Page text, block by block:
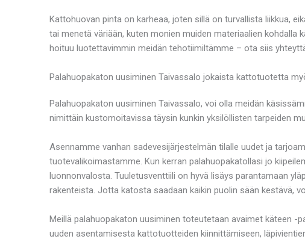
Kattohuovan pinta on karheaa, joten sillä on turvallista liikkua,
tai menetä väriään, kuten monien muiden materiaalien
hoituu luotettavimmin meidän tehotiimiltämme – ota siis
Palahuopakaton uusiminen Taivassalo jokaista kattotuotetta
Palahuopakaton uusiminen Taivassalo, voi olla meidän
nimittäin kustomoitavissa täysin kunkin yksilöllisten tarpeiden
Asennamme vanhan sadevesijärjestelmän tilalle uudet ja
tuotevalikoimastamme. Kun kerran palahuopakatollasi jo
luonnonvalosta. Tuuletusventtiili on hyvä lisäys parantamaan
rakenteista. Jotta katosta saadaan kaikin puolin sään kestävä,
Meillä palahuopakaton uusiminen toteutetaan avaimet käteen -
uuden asentamisesta kattotuotteiden kiinnittämiseen,